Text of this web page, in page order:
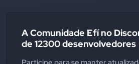
A Comunidade Efí no
de 12300 desenvolvedores